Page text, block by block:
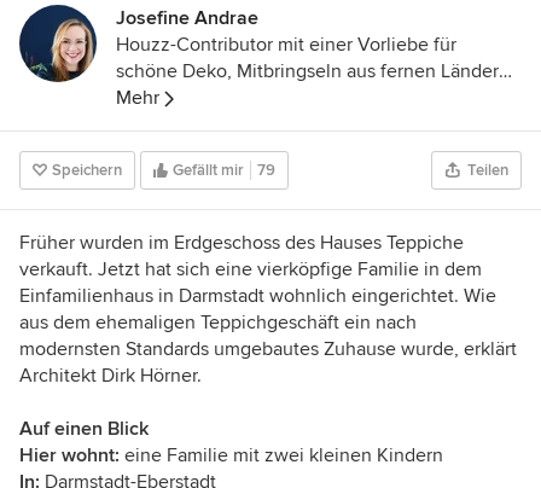
Josefine Andrae
Houzz-Contributor mit einer Vorliebe für
schöne Deko, Mitbringseln aus fernen Ländern,
Bücher, Blumen und Pflanzen aller Art.
Mehr
Speichern Gefällt mir 79 Teilen
Früher wurden im Erdgeschoss des Hauses Teppiche
verkauft. Jetzt hat sich eine vierköpfige Familie in dem
Einfamilienhaus in Darmstadt wohnlich eingerichtet. Wie
aus dem ehemaligen Teppichgeschäft ein nach
modernsten Standards umgebautes Zuhause wurde, erklärt
Architekt Dirk Hörner.
Auf einen Blick
Hier wohnt: eine Familie mit zwei kleinen Kindern
In: Darmstadt-Eberstadt